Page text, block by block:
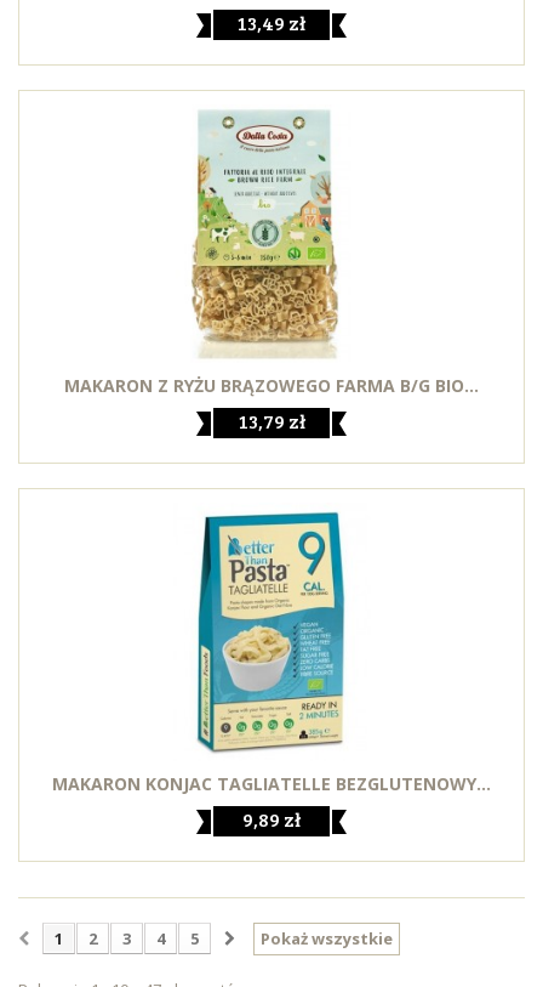
13,49 zł
MAKARON Z RYŻU BRĄZOWEGO FARMA B/G BIO...
13,79 zł
MAKARON KONJAC TAGLIATELLE BEZGLUTENOWY...
9,89 zł
Pokaż wszystkie
1 2 3 4 5